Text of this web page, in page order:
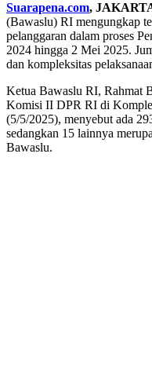
Suarapena.com,
(Bawaslu) RI mengungkap
pelanggaran dalam proses
2024 hingga 2 Mei 2025.
dan kompleksitas
Ketua Bawaslu RI, Rahmat
Komisi II DPR RI di
(5/5/2025), menyebut ada
sedangkan 15 lainnya
Bawaslu.